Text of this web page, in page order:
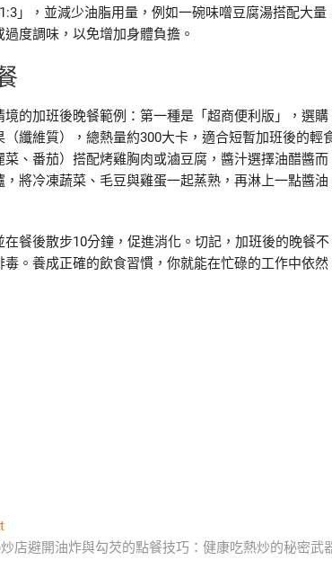
」，並減少油脂用量，例如一碗味噌豆腐湯搭配大量
度調味，以免增加身體負擔。
的加班後晚餐範例：第一種是「超商便利版」，選購
纖維質），總熱量約300大卡，適合短暫加班後的輕
、番茄）搭配烤雞胸肉或滷豆腐，醬汁選擇油醋醬而
將冷凍蔬菜、毛豆與雞蛋一起蒸熟，再淋上一點醬油
餐後散步10分鐘，促進消化。切記，加班後的晚餐不
。養成正確的飲食習慣，你就能在忙碌的工作中依然
Next
post:
店避開油炸與勾芡的點餐技巧：健康吃熱炒的秘密武